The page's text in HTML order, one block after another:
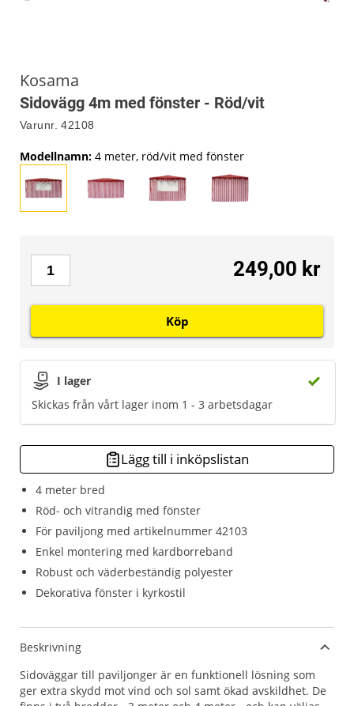
Kosama
Sidovägg 4m med fönster - Röd/vit
Varunr. 42108
4 meter bred
Röd- och vitrandig med fönster
För paviljong med artikelnummer 42103
Enkel montering med kardborreband
Robust och väderbeständig polyester
Dekorativa fönster i kyrkostil
Modellnamn: 4 meter, röd/vit med fönster
I lager
Skickas från vårt lager inom 1 - 3 arbetsdagar
249,00 kr
Köp
Lägg till i inköpslistan
Beskrivning
Sidoväggar till paviljonger är en funktionell lösning som
ger extra skydd mot vind och sol samt ökad avskildhet. De